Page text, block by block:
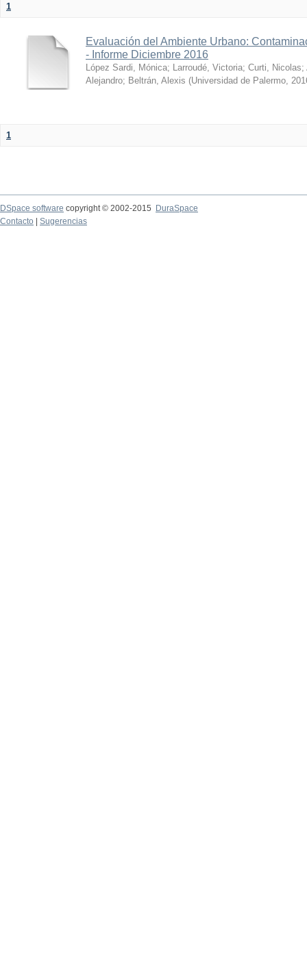
1
Evaluación del Ambiente Urbano:
- Informe Diciembre 2016
López Sardi, Mónica; Larroudé, Victoria; Curti, Nicolas;
Alejandro; Beltrán, Alexis (Universidad de Palermo,
1
DSpace software copyright © 2002-2015
DuraSpace
Contacto
Sugerencias